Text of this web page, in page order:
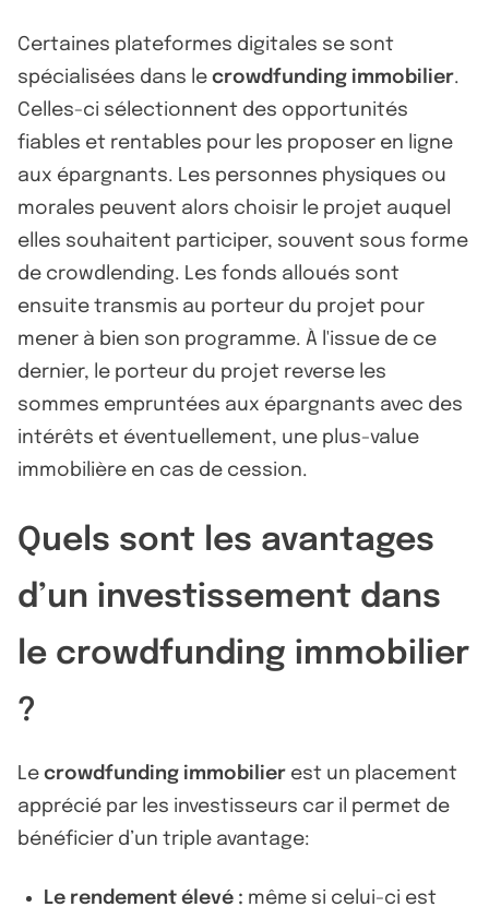
Certaines plateformes digitales se sont
spécialisées dans le crowdfunding immobilier.
Celles-ci sélectionnent des opportunités
fiables et rentables pour les proposer en ligne
aux épargnants. Les personnes physiques ou
morales peuvent alors choisir le projet auquel
elles souhaitent participer, souvent sous forme
de crowdlending. Les fonds alloués sont
ensuite transmis au porteur du projet pour
mener à bien son programme. À l'issue de ce
dernier, le porteur du projet reverse les
sommes empruntées aux épargnants avec des
intérêts et éventuellement, une plus-value
immobilière en cas de cession.
Quels sont les avantages
d’un investissement dans
le crowdfunding immobilier
?
Le crowdfunding immobilier est un placement
apprécié par les investisseurs car il permet de
bénéficier d’un triple avantage:
Le rendement élevé : même si celui-ci est